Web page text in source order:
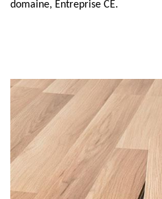
domaine, Entreprise CE.